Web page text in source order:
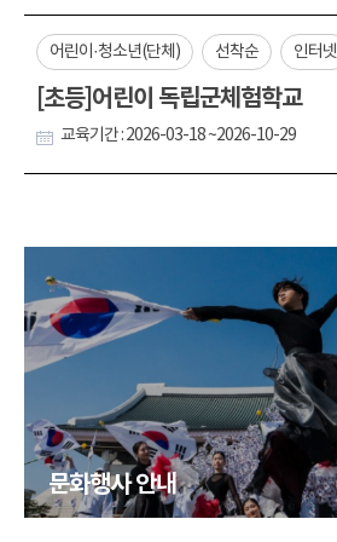
어린이·청소년(단체) 선착순 인터넷
[초등]어린이 독립군체험학교
교육기간 : 2026-03-18 ~2026-10-29
문화행사 안내